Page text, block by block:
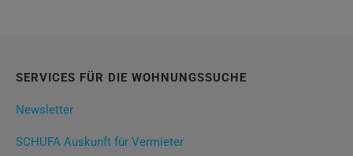
SERVICES FÜR DIE WOHNUNGSSUCHE
Newsletter
SCHUFA Auskunft für Vermieter